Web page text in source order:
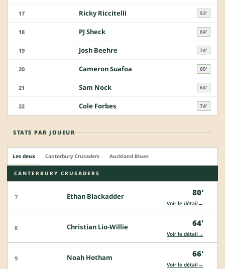
17 Ricky Riccitelli 53'
18 PJ Sheck 64'
19 Josh Beehre 74'
20 Cameron Suafoa 60'
21 Sam Nock 64'
22 Cole Forbes 74'
STATS PAR JOUEUR
Les deux Canterbury Crusaders Auckland Blues
CANTERBURY CRUSADERS
7 Ethan Blackadder 80'
Voir le détail →
8 Christian Lio-Willie 64'
Voir le détail →
9 Noah Hotham 66'
Voir le détail →